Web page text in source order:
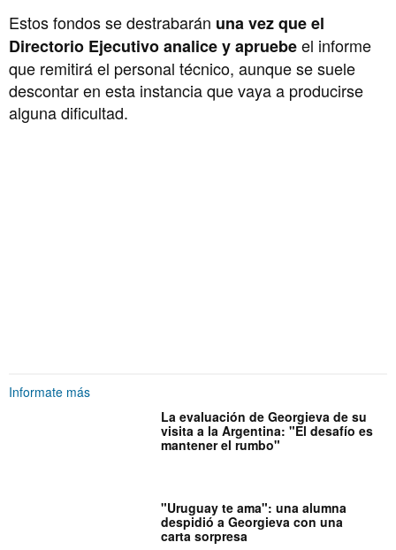
Estos fondos se destrabarán una vez que el
Directorio Ejecutivo analice y apruebeel informe
que remitirá el personal técnico, aunque se suele
descontar en esta instancia que vaya a producirse
alguna dificultad.
Informate más
La evaluación de Georgieva de su
visita a la Argentina: "El desafío es
mantener el rumbo"
"Uruguay te ama": una alumna
despidió a Georgieva con una
carta sorpresa